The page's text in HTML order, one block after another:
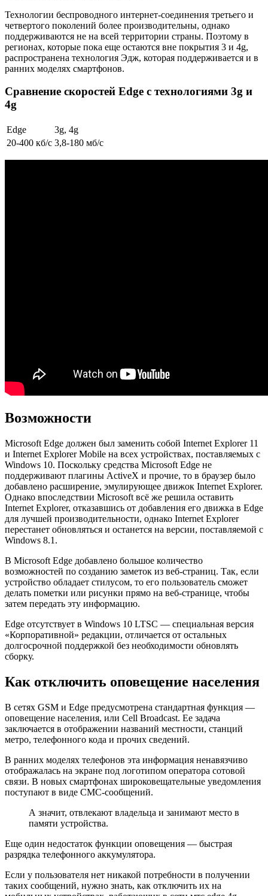
Технологии беспроводного интернет-соединения третьего и
четвертого поколений более производительны, однако
поддерживаются не на всей территории страны. Поэтому в
регионах, которые пока еще остаются вне покрытия 3 и 4g,
распространена технология Эдж, которая поддерживается и в
ранних моделях смартфонов.
Сравнение скоростей Edge с технологиями 3g и
4g
Edge
3g, 4g
20-400 кб/с 3,8-180 мб/с
Возможности
Microsoft Edge должен был заменить собой Internet Explorer 11
и Internet Explorer Mobile на всех устройствах, поставляемых с
Windows 10. Поскольку средства Microsoft Edge не
поддерживают плагины ActiveX и прочие, то в браузер было
добавлено расширение, эмулирующее движок Internet Explorer.
Однако впоследствии Microsoft всё же решила оставить
Internet Explorer, отказавшись от добавления его движка в Edge
для лучшей производительности, однако Internet Explorer
перестанет обновляться и останется на версии, поставляемой с
Windows 8.1.
В Microsoft Edge добавлено большое количество
возможностей по созданию заметок из веб-страниц. Так, если
устройство обладает стилусом, то его пользователь сможет
делать пометки или рисунки прямо на веб-странице, чтобы
затем передать эту информацию.
Edge отсутствует в Windows 10 LTSC — специальная версия
«Корпоративной» редакции, отличается от остальных
долгосрочной поддержкой без необходимости обновлять
сборку.
Как отключить оповещение населения
В сетях GSM и Edge предусмотрена стандартная функция —
оповещение населения, или Cell Broadcast. Ее задача
заключается в отображении названий местности, станций
метро, телефонного кода и прочих сведений.
В ранних моделях телефонов эта информация ненавязчиво
отображалась на экране под логотипом оператора сотовой
связи. В новых смартфонах широковещательные уведомления
поступают в виде СМС-сообщений.
А значит, отвлекают владельца и занимают место в
памяти устройства.
Еще один недостаток функции оповещения — быстрая
разрядка телефонного аккумулятора.
Если у пользователя нет никакой потребности в получении
таких сообщений, нужно знать, как отключить их на